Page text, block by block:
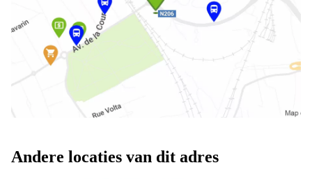
Andere locaties van dit adres